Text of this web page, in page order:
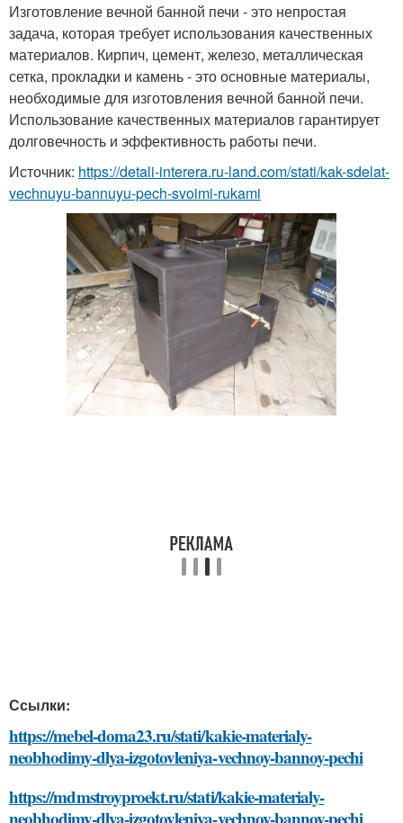
Изготовление вечной банной печи - это непростая
задача, которая требует использования качественных
материалов. Кирпич, цемент, железо, металлическая
сетка, прокладки и камень - это основные материалы,
необходимые для изготовления вечной банной печи.
Использование качественных материалов гарантирует
долговечность и эффективность работы печи.
Источник: https://detali-interera.ru-land.com/stati/kak-sdelat-
vechnuyu-bannuyu-pech-svoimi-rukami
Ссылки:
https://mebel-doma23.ru/stati/kakie-materialy-
neobhodimy-dlya-izgotovleniya-vechnoy-bannoy-pechi
https://mdmstroyproekt.ru/stati/kakie-materialy-
neobhodimy-dlya-izgotovleniya-vechnoy-bannoy-pechi